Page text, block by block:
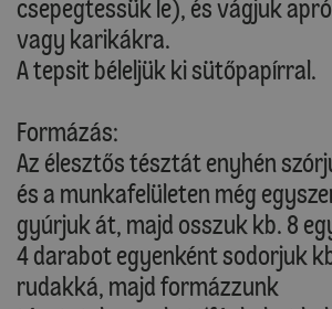
csepegtessük le), és vágjuk
vagy karikákra.
A tepsit béleljük ki sütőpapírral.
Formázás:
Az élesztős tésztát enyhén
és a munkafelületen még
gyúrjuk át, majd osszuk kb. 8
4 darabot egyenként sodorjuk
rudakká, majd formázzunk